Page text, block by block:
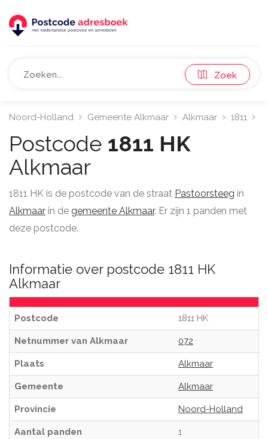
Zoek
Noord-Holland Gemeente Alkmaar Alkmaar 1811
Postcode 1811 HK
Alkmaar
1811 HK is de postcode van de straat Pastoorsteeg in
Alkmaar in de gemeente Alkmaar. Er zijn 1 panden met
deze postcode.
Informatie over postcode 1811 HK
Alkmaar
Postcode 1811 HK
Netnummer van Alkmaar 072
Plaats Alkmaar
Gemeente Alkmaar
Provincie Noord-Holland
Aantal panden 1